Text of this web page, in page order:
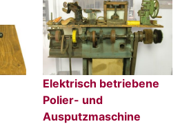
Elektrisch betriebene
Polier- und
Ausputzmaschine